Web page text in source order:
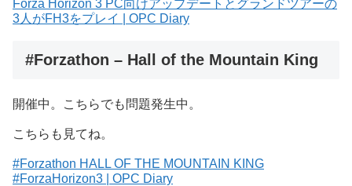
Forza Horizon 3 PC向けアップデートとグランドツアーの
3人がFH3をプレイ | OPC Diary
#Forzathon – Hall of the Mountain King
開催中。こちらでも問題発生中。
こちらも見てね。
#Forzathon HALL OF THE MOUNTAIN KING
#ForzaHorizon3 | OPC Diary